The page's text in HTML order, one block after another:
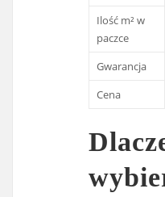
Ilość m² w
paczce
Gwarancja
Cena